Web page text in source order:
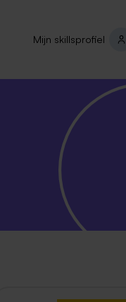
Mijn skillsprofiel